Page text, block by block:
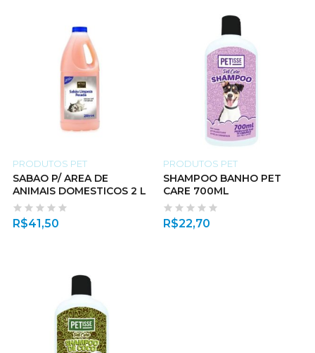
PRODUTOS PET
SABAO P/ AREA DE
ANIMAIS DOMESTICOS 2 L
R$41,50
PRODUTOS PET
SHAMPOO BANHO PET
CARE 700ML
R$22,70